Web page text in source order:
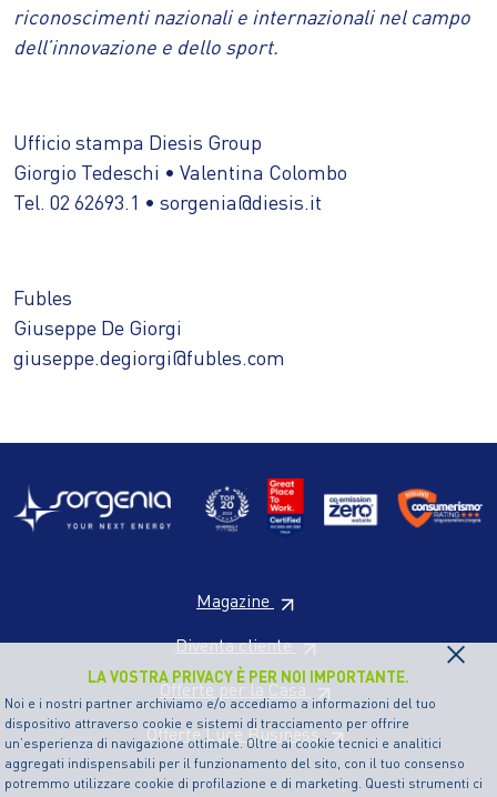
LA VOSTRA PRIVACY È PER NOI IMPORTANTE.
Noi e i nostri partner archiviamo e/o accediamo a informazioni del tuo
dispositivo attraverso cookie e sistemi di tracciamento per offrire
un’esperienza di navigazione ottimale. Oltre ai cookie tecnici e analitici
aggregati indispensabili per il funzionamento del sito, con il tuo consenso
potremmo utilizzare cookie di profilazione e di marketing. Questi strumenti ci
×
riconoscimenti nazionali e internazionali nel campo
dell’innovazione e dello sport.
Ufficio stampa Diesis Group
Giorgio Tedeschi • Valentina Colombo
Tel. 02 62693.1 • sorgenia@diesis.it
Fubles
Giuseppe De Giorgi
giuseppe.degiorgi@fubles.com
Magazine
Diventa cliente
Offerte per la Casa
Offerte Luce Business